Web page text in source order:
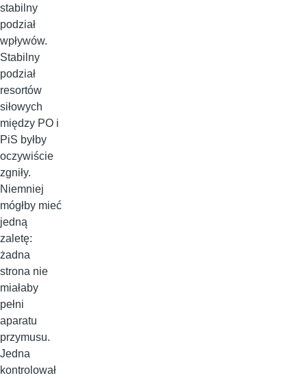
stabilny
podział
wpływów.
Stabilny
podział
resortów
siłowych
między PO i
PiS byłby
oczywiście
zgniły.
Niemniej
mógłby mieć
jedną
zaletę:
żadna
strona nie
miałaby
pełni
aparatu
przymusu.
Jedna
kontrolował